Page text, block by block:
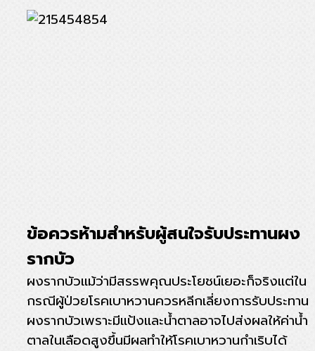
ข้อควรห้ามสำหรับผู้สนใจรับประทานผง
รากบัว
ผงรากบัวแม้ว่ามีสรรพคุณประโยชน์เยอะก็จริงแต่ใน
กรณีผู้ป่วยโรคเบาหวานควรหลีกเลี่ยงการรับประทาน
ผงรากบัวเพราะมีแป้งและน้ำตาลอาจไปส่งผลให้ค่าน้ำ
ตาลในเลือดสูงขึ้นมีผลทำให้โรคเบาหวานกำเริบได้